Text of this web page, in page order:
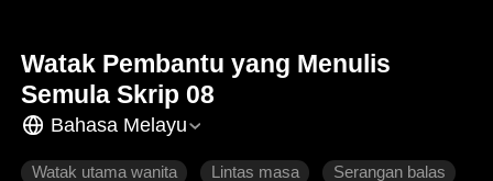
Watak Pembantu yang Menulis
Semula Skrip 08
Bahasa Melayu
Watak utama wanita Lintas masa Serangan balas